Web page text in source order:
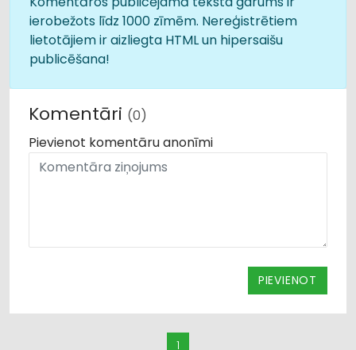
ierobežots līdz 1000 zīmēm. Nereģistrētiem
lietotājiem ir aizliegta HTML un hipersaišu
publicēšana!
Komentāri (0)
Pievienot komentāru anonīmi
PIEVIENOT
1